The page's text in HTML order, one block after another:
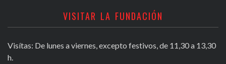
VISITAR LA FUNDACIÓN
Visítas: De lunes a viernes, excepto festivos, de 11,30 a 13,30
h.